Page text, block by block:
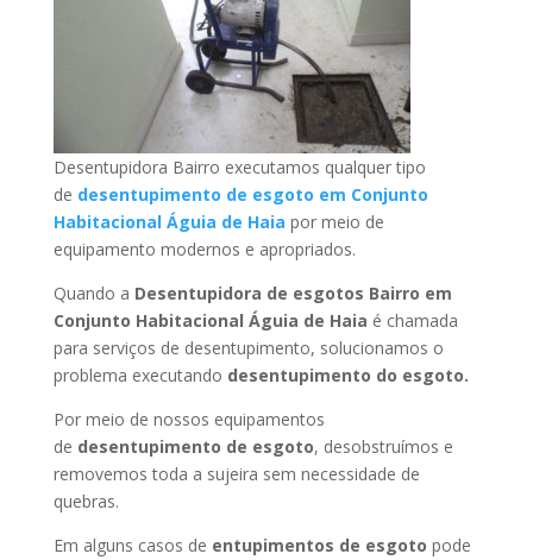
Desentupidora Bairro executamos qualquer tipo
de desentupimento de esgoto em Conjunto
Habitacional Águia de Haia por meio de
equipamento modernos e apropriados.
Quando a Desentupidora de esgotos Bairro em
Conjunto Habitacional Águia de Haia é chamada
para serviços de desentupimento, solucionamos o
problema executando desentupimento do esgoto.
Por meio de nossos equipamentos
de desentupimento de esgoto, desobstruímos e
removemos toda a sujeira sem necessidade de
quebras.
Em alguns casos de entupimentos de esgoto pode